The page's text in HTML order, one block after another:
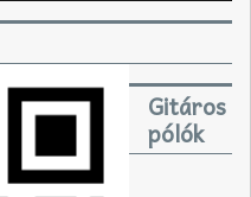
Gitáros
pólók